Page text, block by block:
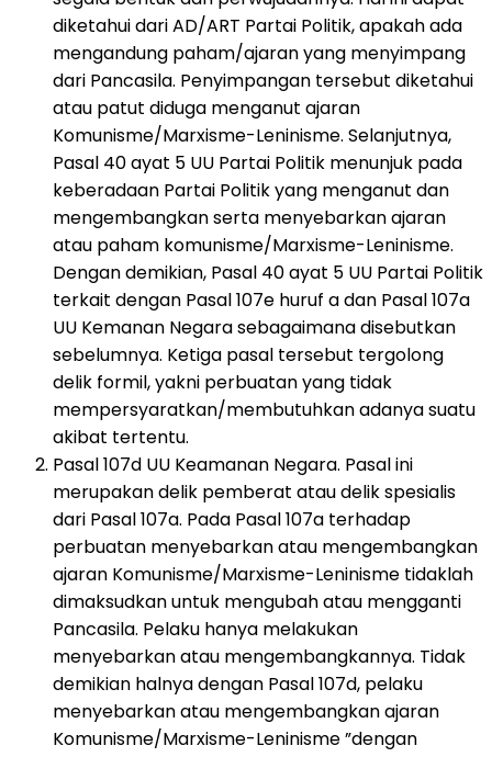
diketahui dari AD/ART Partai Politik, apakah ada
mengandung paham/ajaran yang menyimpang
dari Pancasila. Penyimpangan tersebut diketahui
atau patut diduga menganut ajaran
Komunisme/Marxisme-Leninisme. Selanjutnya,
Pasal 40 ayat 5 UU Partai Politik menunjuk pada
keberadaan Partai Politik yang menganut dan
mengembangkan serta menyebarkan ajaran
atau paham komunisme/Marxisme-Leninisme.
Dengan demikian, Pasal 40 ayat 5 UU Partai Politik
terkait dengan Pasal 107e huruf a dan Pasal 107a
UU Kemanan Negara sebagaimana disebutkan
sebelumnya. Ketiga pasal tersebut tergolong
delik formil, yakni perbuatan yang tidak
mempersyaratkan/membutuhkan adanya suatu
akibat tertentu.
Pasal 107d UU Keamanan Negara. Pasal ini
merupakan delik pemberat atau delik spesialis
dari Pasal 107a. Pada Pasal 107a terhadap
perbuatan menyebarkan atau mengembangkan
ajaran Komunisme/Marxisme-Leninisme tidaklah
dimaksudkan untuk mengubah atau mengganti
Pancasila. Pelaku hanya melakukan
menyebarkan atau mengembangkannya. Tidak
demikian halnya dengan Pasal 107d, pelaku
menyebarkan atau mengembangkan ajaran
Komunisme/Marxisme-Leninisme ”dengan